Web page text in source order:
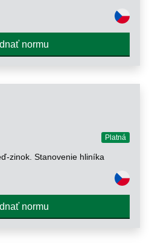
normu
Platná
zinok. Stanovenie hliníka
normu